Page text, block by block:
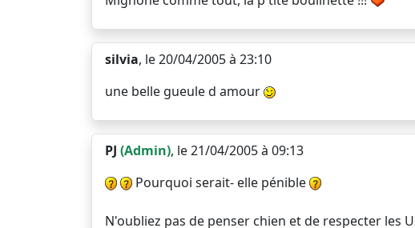
silvia, le 20/04/2005 à 23:10
une belle gueule d amour
PJ (Admin), le 21/04/2005 à 09:13
Pourquoi serait- elle pénible
N'oubliez pas de penser chien et de respecter les